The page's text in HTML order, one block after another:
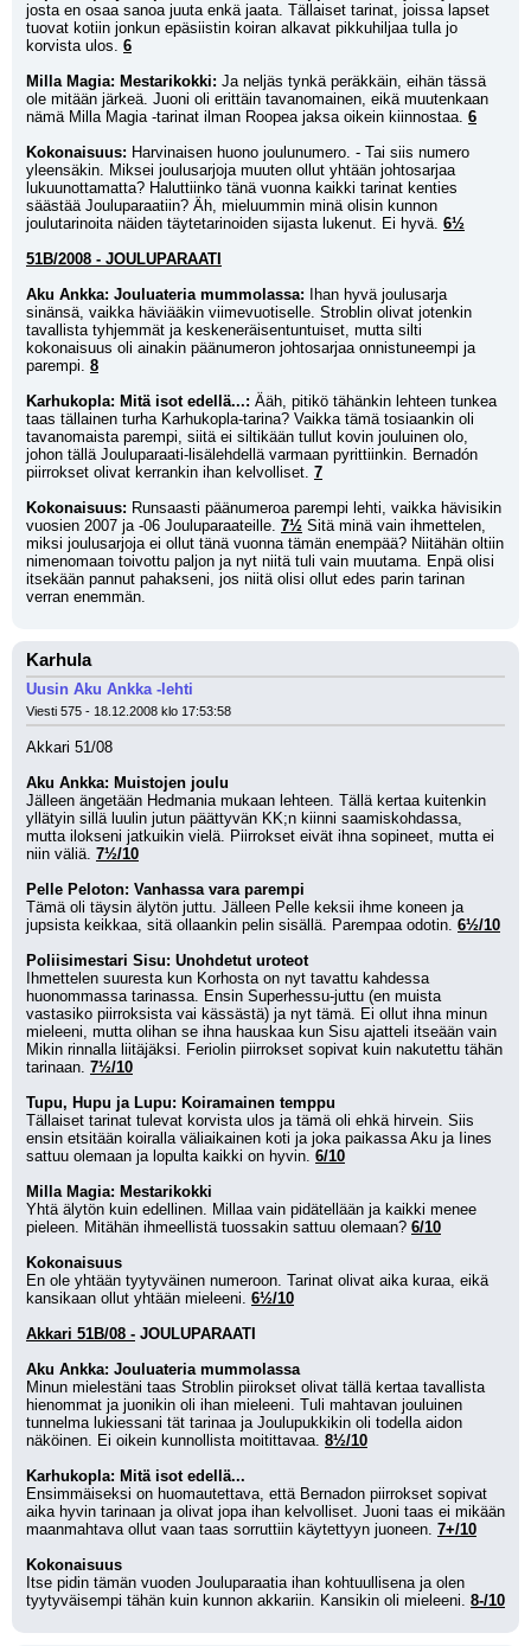
josta en osaa sanoa juuta enkä jaata. Tällaiset tarinat, joissa lapset
tuovat kotiin jonkun epäsiistin koiran alkavat pikkuhiljaa tulla jo
korvista ulos. 6
Milla Magia: Mestarikokki: Ja neljäs tynkä peräkkäin, eihän tässä
ole mitään järkeä. Juoni oli erittäin tavanomainen, eikä muutenkaan
nämä Milla Magia -tarinat ilman Roopea jaksa oikein kiinnostaa. 6
Kokonaisuus: Harvinaisen huono joulunumero. - Tai siis numero
yleensäkin. Miksei joulusarjoja muuten ollut yhtään johtosarjaa
lukuunottamatta? Haluttiinko tänä vuonna kaikki tarinat kenties
säästää Jouluparaatiin? Äh, mieluummin minä olisin kunnon
joulutarinoita näiden täytetarinoiden sijasta lukenut. Ei hyvä. 6½
51B/2008 - JOULUPARAATI
Aku Ankka: Jouluateria mummolassa: Ihan hyvä joulusarja
sinänsä, vaikka häviääkin viimevuotiselle. Stroblin olivat jotenkin
tavallista tyhjemmät ja keskeneräisentuntuiset, mutta silti
kokonaisuus oli ainakin päänumeron johtosarjaa onnistuneempi ja
parempi. 8
Karhukopla: Mitä isot edellä...: Ääh, pitikö tähänkin lehteen tunkea
taas tällainen turha Karhukopla-tarina? Vaikka tämä tosiaankin oli
tavanomaista parempi, siitä ei siltikään tullut kovin jouluinen olo,
johon tällä Jouluparaati-lisälehdellä varmaan pyrittiinkin. Bernadón
piirrokset olivat kerrankin ihan kelvolliset. 7
Kokonaisuus: Runsaasti päänumeroa parempi lehti, vaikka hävisikin
vuosien 2007 ja -06 Jouluparaateille. 7½ Sitä minä vain ihmettelen,
miksi joulusarjoja ei ollut tänä vuonna tämän enempää? Niitähän oltiin
nimenomaan toivottu paljon ja nyt niitä tuli vain muutama. Enpä olisi
itsekään pannut pahakseni, jos niitä olisi ollut edes parin tarinan
verran enemmän.
Karhula
Uusin Aku Ankka -lehti
Viesti 575 - 18.12.2008 klo 17:53:58
Akkari 51/08
Aku Ankka: Muistojen joulu
Jälleen ängetään Hedmania mukaan lehteen. Tällä kertaa kuitenkin
yllätyin sillä luulin jutun päättyvän KK;n kiinni saamiskohdassa,
mutta ilokseni jatkuikin vielä. Piirrokset eivät ihna sopineet, mutta ei
niin väliä. 7½/10
Pelle Peloton: Vanhassa vara parempi
Tämä oli täysin älytön juttu. Jälleen Pelle keksii ihme koneen ja
jupsista keikkaa, sitä ollaankin pelin sisällä. Parempaa odotin. 6½/10
Poliisimestari Sisu: Unohdetut uroteot
Ihmettelen suuresta kun Korhosta on nyt tavattu kahdessa
huonommassa tarinassa. Ensin Superhessu-juttu (en muista
vastasiko piirroksista vai kässästä) ja nyt tämä. Ei ollut ihna minun
mieleeni, mutta olihan se ihna hauskaa kun Sisu ajatteli itseään vain
Mikin rinnalla liitäjäksi. Feriolin piirrokset sopivat kuin nakutettu tähän
tarinaan. 7½/10
Tupu, Hupu ja Lupu: Koiramainen temppu
Tällaiset tarinat tulevat korvista ulos ja tämä oli ehkä hirvein. Siis
ensin etsitään koiralla väliaikainen koti ja joka paikassa Aku ja Iines
sattuu olemaan ja lopulta kaikki on hyvin. 6/10
Milla Magia: Mestarikokki
Yhtä älytön kuin edellinen. Millaa vain pidätellään ja kaikki menee
pieleen. Mitähän ihmeellistä tuossakin sattuu olemaan? 6/10
Kokonaisuus
En ole yhtään tyytyväinen numeroon. Tarinat olivat aika kuraa, eikä
kansikaan ollut yhtään mieleeni. 6½/10
Akkari 51B/08 - JOULUPARAATI
Aku Ankka: Jouluateria mummolassa
Minun mielestäni taas Stroblin piirokset olivat tällä kertaa tavallista
hienommat ja juonikin oli ihan mieleeni. Tuli mahtavan jouluinen
tunnelma lukiessani tät tarinaa ja Joulupukkikin oli todella aidon
näköinen. Ei oikein kunnollista moitittavaa. 8½/10
Karhukopla: Mitä isot edellä...
Ensimmäiseksi on huomautettava, että Bernadon piirrokset sopivat
aika hyvin tarinaan ja olivat jopa ihan kelvolliset. Juoni taas ei mikään
maanmahtava ollut vaan taas sorruttiin käytettyyn juoneen. 7+/10
Kokonaisuus
Itse pidin tämän vuoden Jouluparaatia ihan kohtuullisena ja olen
tyytyväisempi tähän kuin kunnon akkariin. Kansikin oli mieleeni. 8-/10